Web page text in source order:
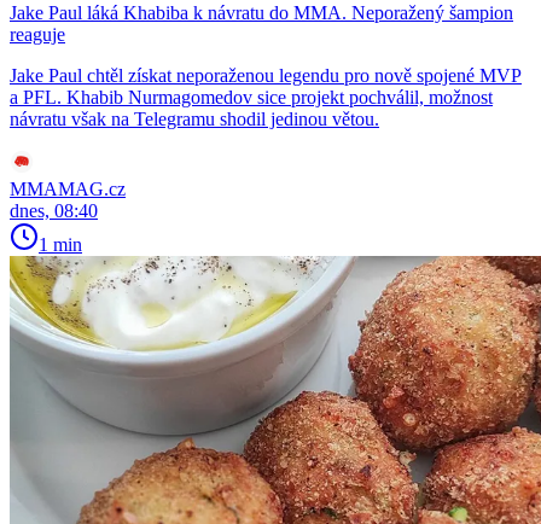
Jake Paul láká Khabiba k návratu do MMA. Neporažený šampion
reaguje
Jake Paul chtěl získat neporaženou legendu pro nově spojené MVP
a PFL. Khabib Nurmagomedov sice projekt pochválil, možnost
návratu však na Telegramu shodil jedinou větou.
MMAMAG.cz
dnes, 08:40
1 min